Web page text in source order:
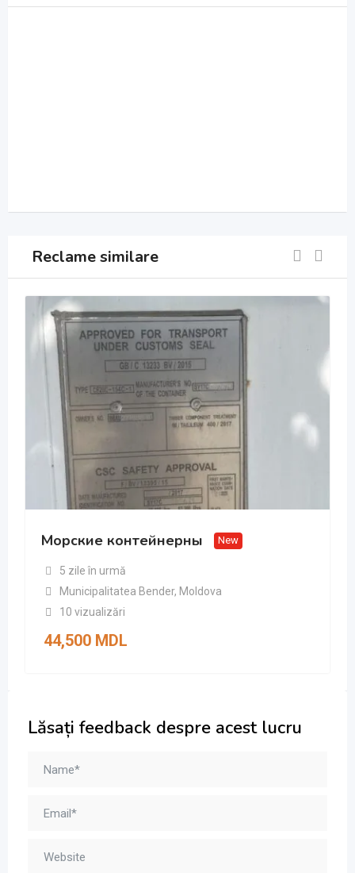
Reclame similare
Морские контейнерны New
5 zile în urmă
Municipalitatea Bender, Moldova
10 vizualizări
44,500 MDL
Lăsați feedback despre acest lucru